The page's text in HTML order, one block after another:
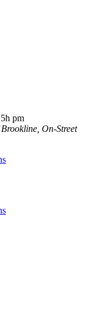
pm
On-Street